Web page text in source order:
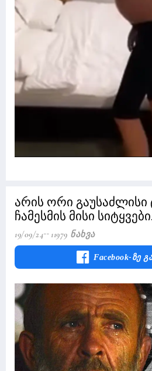
არის ორი
ჩამესმის მისი
19/09/24 11979 Ნახვა
Facebook-Ზე